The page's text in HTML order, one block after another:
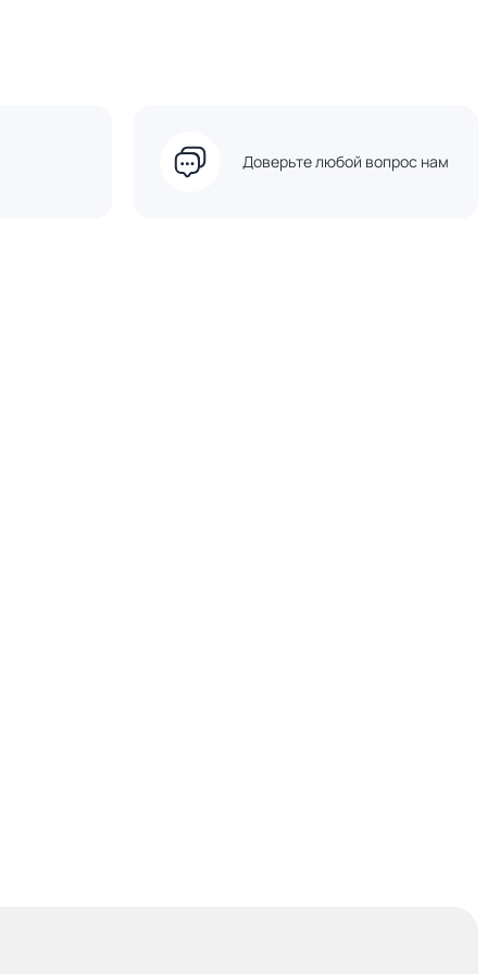
Доверьте любой вопрос нам